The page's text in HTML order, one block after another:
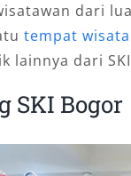
dari
tempat
lainnya dari
SKI Bogor